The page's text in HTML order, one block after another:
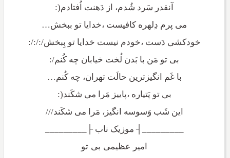
آنقدر سَرد شُدم، از دَهنت اُفتادم(:
می پرم دِلهره کافیست ،خدایا تو ببخش…
خودکشی دَست ،خودم نیست خدایا تو بِبخش/:/:/:
بی تو مَن با بَدن لُخت خیابان چه کُنم/:
با غَم انگیزترین حالَت تهران، چه کُنم…
بی تو پَتیاره ،پاییز مَرا می شکَند(:
این شَب وَسوسه انگیز، مَرا می شکَند///
_________┤ موزیک ناب ├_________
امیر عظیمی بی تو